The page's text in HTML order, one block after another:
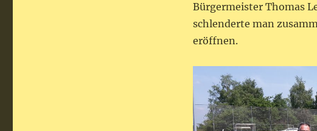
Bürgermeister Thomas
schlenderte man
eröffnen.